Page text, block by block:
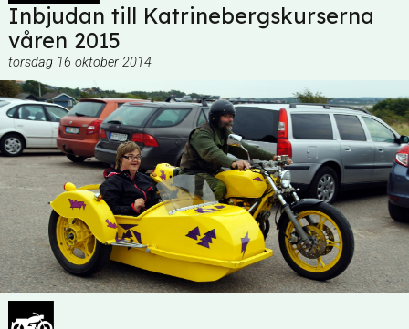
Inbjudan till Katrinebergskurserna
våren 2015
torsdag 16 oktober 2014